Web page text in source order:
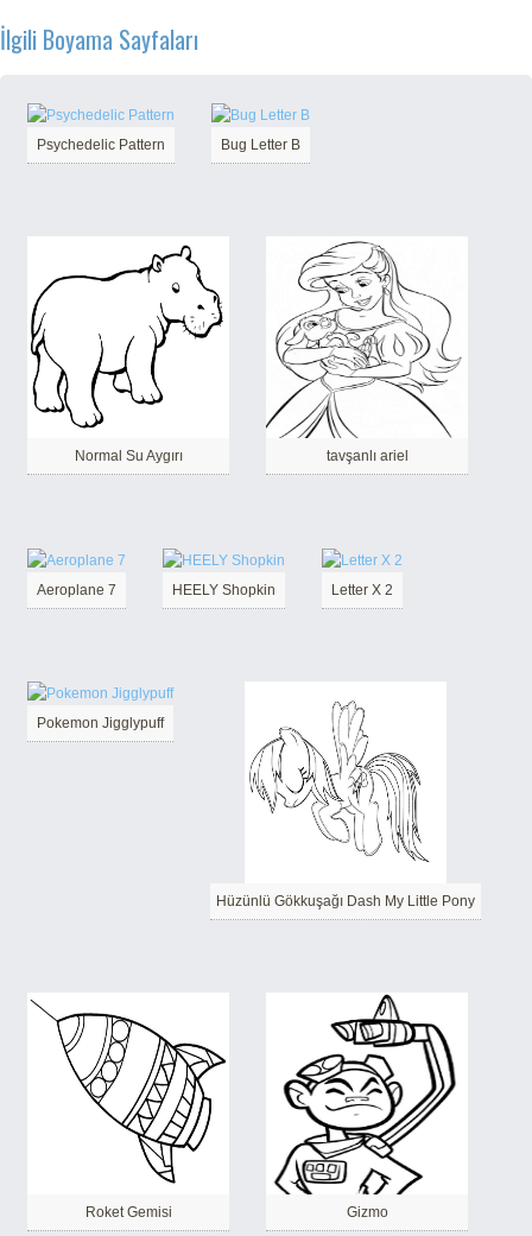
İlgili Boyama Sayfaları
Psychedelic Pattern Bug Letter B
Normal Su Aygırı tavşanlı ariel
Aeroplane 7 HEELY Shopkin Letter X 2
Pokemon Jigglypuff
Hüzünlü Gökkuşağı Dash My Little Pony
Roket Gemisi Gizmo